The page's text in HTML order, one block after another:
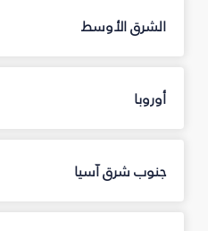
الشرق الأوسط
أوروبا
جنوب شرق آسيا